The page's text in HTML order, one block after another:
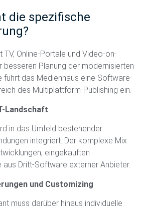
die spezifische
TV, Online-Portale und Video-on-
besseren Planung der modernisierten
führt das Medienhaus eine Software-
des Multiplattform-Publishing ein.
Landschaft
in das Umfeld bestehender
integriert. Der komplexe Mix
eingekauften
aus Dritt-Software externer Anbieter.
und Customizing
muss darüber hinaus individuelle